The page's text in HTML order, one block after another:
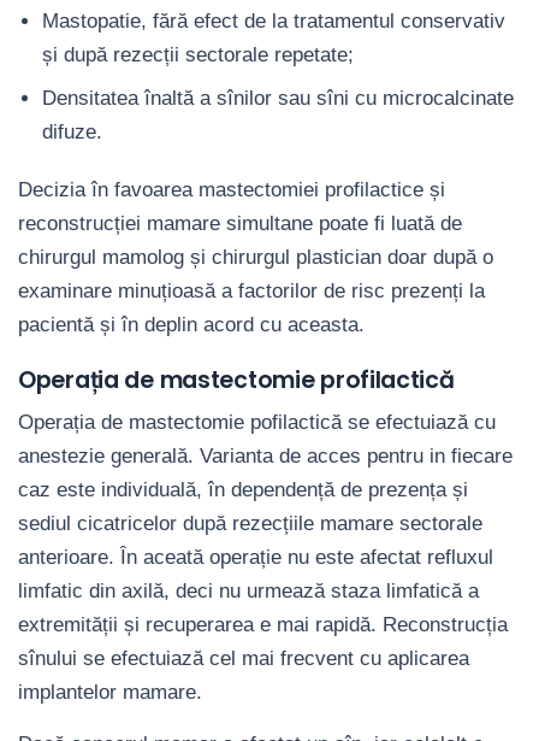
Mastopatie, fără efect de la tratamentul conservativ
și după rezecții sectorale repetate;
Densitatea înaltă a sînilor sau sîni cu microcalcinate
difuze.
Decizia în favoarea mastectomiei profilactice și
reconstrucției mamare simultane poate fi luată de
chirurgul mamolog și chirurgul plastician doar după o
examinare minuțioasă a factorilor de risc prezenți la
pacientă și în deplin acord cu aceasta.
Operația de mastectomie profilactică
Operația de mastectomie pofilactică se efectuiază cu
anestezie generală. Varianta de acces pentru in fiecare
caz este individuală, în dependență de prezența și
sediul cicatricelor după rezecțiile mamare sectorale
anterioare. În aceată operație nu este afectat refluxul
limfatic din axilă, deci nu urmează staza limfatică a
extremității și recuperarea e mai rapidă. Reconstrucția
sînului se efectuiază cel mai frecvent cu aplicarea
implantelor mamare.